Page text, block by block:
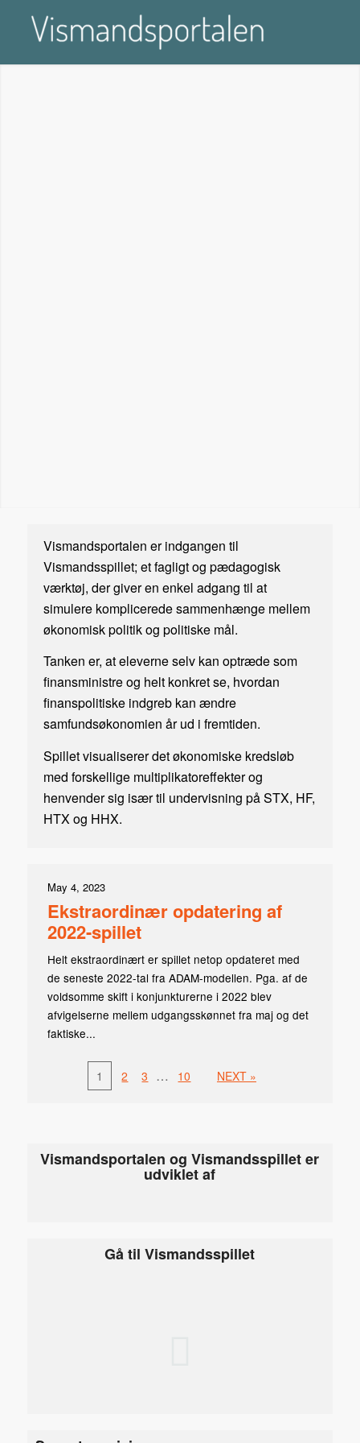
Vismandsportalen er indgangen til
Vismandsspillet; et fagligt og pædagogisk
værktøj, der giver en enkel adgang til at
simulere komplicerede sammenhænge mellem
økonomisk politik og politiske mål.
Tanken er, at eleverne selv kan optræde som
finansministre og helt konkret se, hvordan
finanspolitiske indgreb kan ændre
samfundsøkonomien år ud i fremtiden.
Spillet visualiserer det økonomiske kredsløb
med forskellige multiplikatoreffekter og
henvender sig især til undervisning på STX, HF,
HTX og HHX.
May 4, 2023
Ekstraordinær opdatering af
2022-spillet
Helt ekstraordinært er spillet netop opdateret med
de seneste 2022-tal fra ADAM-modellen. Pga. af de
voldsomme skift i konjunkturerne i 2022 blev
afvigelserne mellem udgangsskønnet fra maj og det
faktiske...
1 2 3 … 10 NEXT »
Vismandsportalen og Vismandsspillet er
udviklet af
Gå til Vismandsspillet